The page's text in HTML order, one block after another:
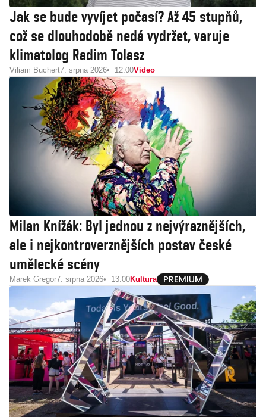
Jak se bude vyvíjet počasí? Až 45 stupňů,
což se dlouhodobě nedá vydržet, varuje
klimatolog Radim Tolasz
Viliam Buchert7. srpna 2026 12:00Video
Milan Knížák: Byl jednou z nejvýraznějších,
ale i nejkontroverznějších postav české
umělecké scény
Marek Gregor7. srpna 2026 13:00Kultura